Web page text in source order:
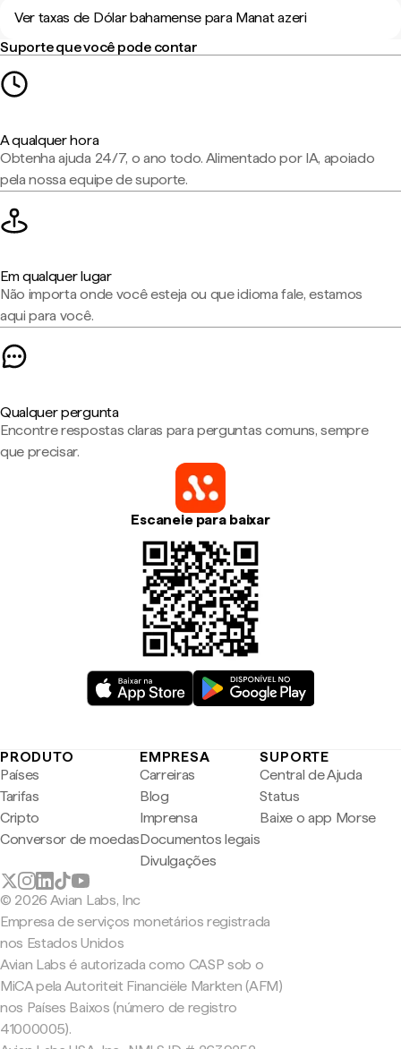
Ver taxas de Dólar bahamense para Manat azeri
Suporte que você pode contar
A qualquer hora
Obtenha ajuda 24/7, o ano todo. Alimentado por IA, apoiado
pela nossa equipe de suporte.
Em qualquer lugar
Não importa onde você esteja ou que idioma fale, estamos
aqui para você.
Qualquer pergunta
Encontre respostas claras para perguntas comuns, sempre
que precisar.
Escaneie para baixar
PRODUTO
Países
Tarifas
Cripto
Conversor de moedas
EMPRESA
Carreiras
Blog
Imprensa
Documentos legais
Divulgações
SUPORTE
Central de Ajuda
Status
Baixe o app Morse
© 2026 Avian Labs, Inc
Empresa de serviços monetários registrada
nos Estados Unidos
Avian Labs é autorizada como CASP sob o
MiCA pela Autoriteit Financiële Markten (AFM)
nos Países Baixos (número de registro
41000005).